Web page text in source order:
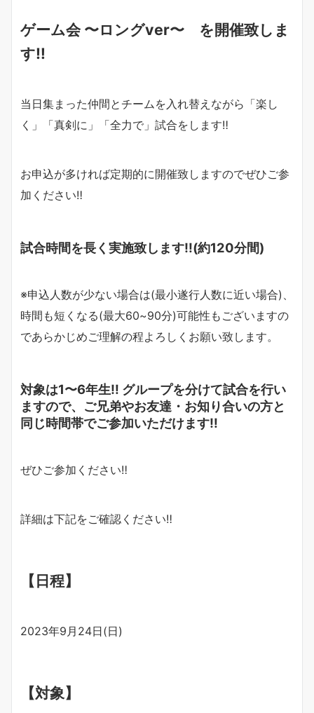
ゲーム会 〜ロングver〜 を開催致しま
す‼︎
当日集まった仲間とチームを入れ替えながら「楽し
く」「真剣に」「全力で」試合をします‼︎
お申込が多ければ定期的に開催致しますのでぜひご参
加ください‼︎
試合時間を長く実施致します‼︎(約120分間)
※申込人数が少ない場合は(最小遂行人数に近い場合)、
時間も短くなる(最大60~90分)可能性もございますの
であらかじめご理解の程よろしくお願い致します。
対象は1〜6年生‼︎ グループを分けて試合を行い
ますので、ご兄弟やお友達・お知り合いの方と
同じ時間帯でご参加いただけます‼︎
ぜひご参加ください‼︎
詳細は下記をご確認ください‼︎
【日程】
2023年9月24日(日)
【対象】